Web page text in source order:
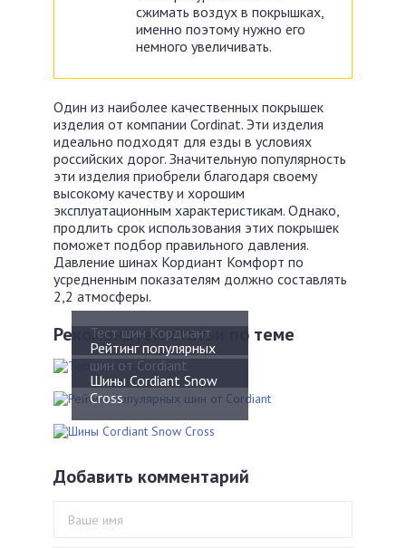
сжимать воздух в покрышках,
именно поэтому нужно его
немного увеличивать.
Один из наиболее качественных покрышек
изделия от компании Cordinat. Эти изделия
идеально подходят для езды в условиях
российских дорог. Значительную популярность
эти изделия приобрели благодаря своему
высокому качеству и хорошим
эксплуатационным характеристикам. Однако,
продлить срок использования этих покрышек
поможет подбор правильного давления.
Давление шинах Кордиант Комфорт по
усредненным показателям должно составлять
2,2 атмосферы.
Рекомендуем статьи по теме
Тест шин Кордиант
Рейтинг популярных
шин от Cordiant
Шины Cordiant Snow
Cross
Добавить комментарий